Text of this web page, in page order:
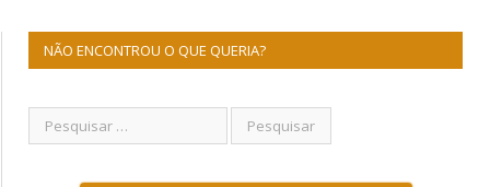
NÃO ENCONTROU O QUE QUERIA?